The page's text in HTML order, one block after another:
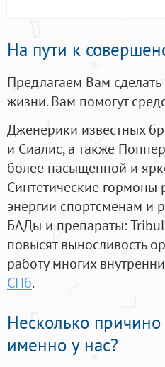
На пути к
Предлагаем Вам
жизни. Вам помогут
Дженерики известных
и Сиалис, а также
более насыщенной и
Синтетические гормоны
энергии спортсменам и
БАДы и препараты:
повысят выносливость
работу многих
СПб.
Несколько
именно у нас?